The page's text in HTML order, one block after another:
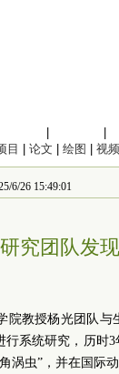
目 论文 绘图 视
6/26 15:49:01
究团队发
院教授杨光团队
系统研究，历时
涡虫”，并在国际